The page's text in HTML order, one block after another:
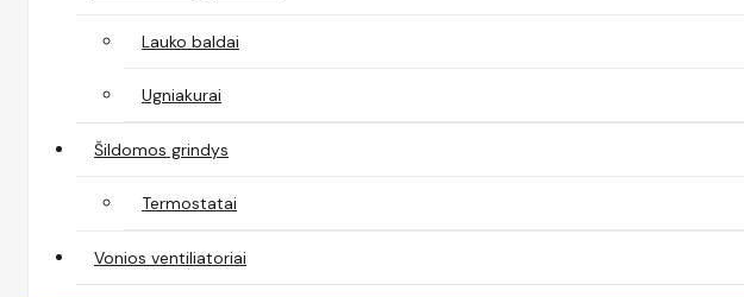
Lauko baldai
Ugniakurai
Šildomos grindys
Termostatai
Vonios ventiliatoriai